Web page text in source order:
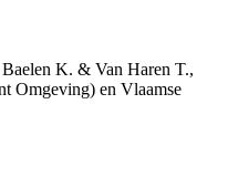
K. & Van Haren T.,
Omgeving) en Vlaamse